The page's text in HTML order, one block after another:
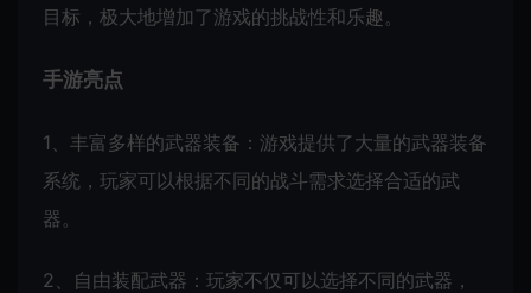
目标，极大地增加了游戏的挑战性和乐趣。
手游亮点
1、丰富多样的武器装备：游戏提供了大量的武器装备
系统，玩家可以根据不同的战斗需求选择合适的武
器。
2、自由装配武器：玩家不仅可以选择不同的武器，